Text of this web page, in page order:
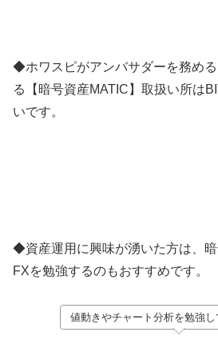
◆ホワスピがアンバサダーを務め
る【暗号資産MATIC】取扱い所は
いです。
◆資産運用に興味が湧いた方は、
FXを勉強するのもおすすめです。
値動きやチャート分析を勉強し